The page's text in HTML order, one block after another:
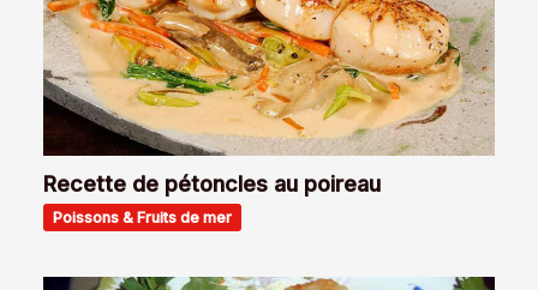
Recette de pétoncles au poireau
Poissons & Fruits de mer